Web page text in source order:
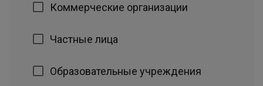
Коммерческие организации
Частные лица
Образовательные учреждения